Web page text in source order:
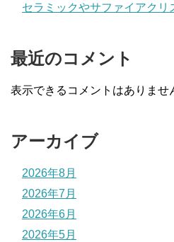
セラミックやサファイアクリ
最近のコメント
表示できるコメントはありませ
アーカイブ
2026年8月
2026年7月
2026年6月
2026年5月